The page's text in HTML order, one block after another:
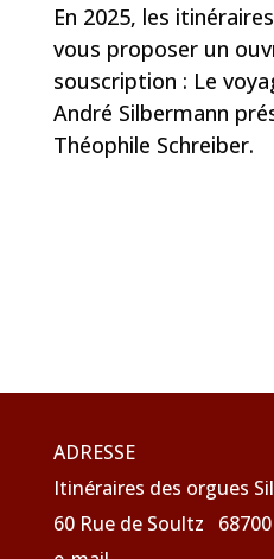
En 2025, les
vous proposer un
souscription : Le
André Silbermann
Théophile Schreiber.
ADRESSE
Itinéraires des orgues
60 Rue de Soultz 68700